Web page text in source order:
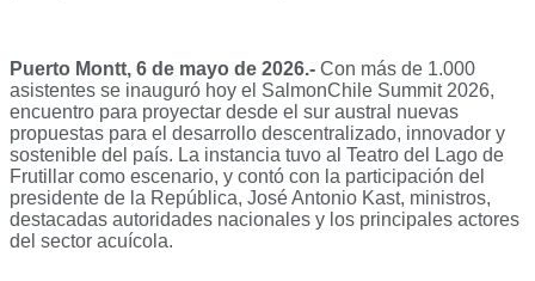
Puerto Montt, 6 de mayo de 2026.- Con más de 1.000
asistentes se inauguró hoy el SalmonChile Summit 2026,
encuentro para proyectar desde el sur austral nuevas
propuestas para el desarrollo descentralizado, innovador y
sostenible del país. La instancia tuvo al Teatro del Lago de
Frutillar como escenario, y contó con la participación del
presidente de la República, José Antonio Kast, ministros,
destacadas autoridades nacionales y los principales actores
del sector acuícola.